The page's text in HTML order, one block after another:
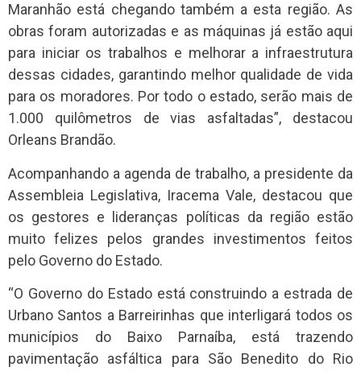
Maranhão está chegando também a esta região. As
obras foram autorizadas e as máquinas já estão aqui
para iniciar os trabalhos e melhorar a infraestrutura
dessas cidades, garantindo melhor qualidade de vida
para os moradores. Por todo o estado, serão mais de
1.000 quilômetros de vias asfaltadas”, destacou
Orleans Brandão.
Acompanhando a agenda de trabalho, a presidente da
Assembleia Legislativa, Iracema Vale, destacou que
os gestores e lideranças políticas da região estão
muito felizes pelos grandes investimentos feitos
pelo Governo do Estado.
“O Governo do Estado está construindo a estrada de
Urbano Santos a Barreirinhas que interligará todos os
municípios do Baixo Parnaíba, está trazendo
pavimentação asfáltica para São Benedito do Rio